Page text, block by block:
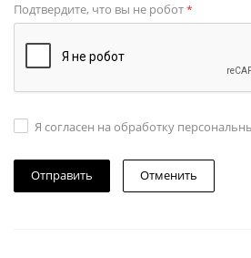
Подтвердите, что вы не робот*
Я согласен на обработку
Отменить